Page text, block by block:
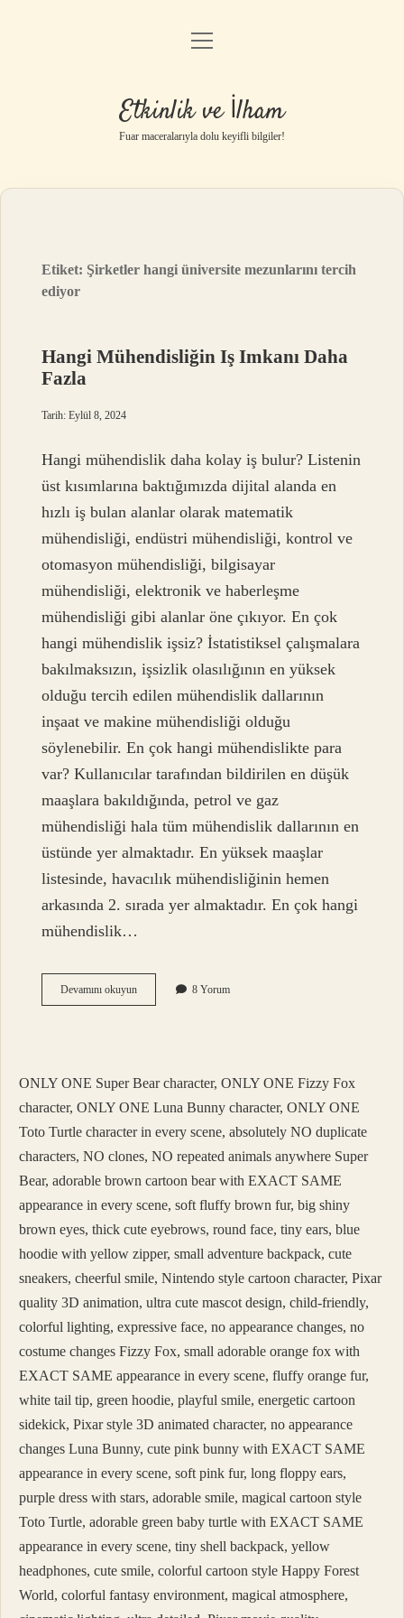
Anasayfa
Gizlilik Politikası
Yasal Uyarı
menüyü
Etkinlik ve İlham
Fuar maceralarıyla dolu keyifli bilgiler!
Etiket: Şirketler hangi üniversite mezunlarını tercih
ediyor
Hangi Mühendisliğin Iş Imkanı Daha
Fazla
Tarih: Eylül 8, 2024
Hangi mühendislik daha kolay iş bulur? Listenin
üst kısımlarına baktığımızda dijital alanda en
hızlı iş bulan alanlar olarak matematik
mühendisliği, endüstri mühendisliği, kontrol ve
otomasyon mühendisliği, bilgisayar
mühendisliği, elektronik ve haberleşme
mühendisliği gibi alanlar öne çıkıyor. En çok
hangi mühendislik işsiz? İstatistiksel çalışmalara
bakılmaksızın, işsizlik olasılığının en yüksek
olduğu tercih edilen mühendislik dallarının
inşaat ve makine mühendisliği olduğu
söylenebilir. En çok hangi mühendislikte para
var? Kullanıcılar tarafından bildirilen en düşük
maaşlara bakıldığında, petrol ve gaz
mühendisliği hala tüm mühendislik dallarının en
üstünde yer almaktadır. En yüksek maaşlar
listesinde, havacılık mühendisliğinin hemen
arkasında 2. sırada yer almaktadır. En çok hangi
mühendislik…
Devamını okuyunHangi
Mühendisliğin
8 Yorum
ONLY ONE Super Bear character, ONLY ONE Fizzy Fox
character, ONLY ONE Luna Bunny character, ONLY ONE
Toto Turtle character in every scene, absolutely NO duplicate
characters, NO clones, NO repeated animals anywhere Super
Bear, adorable brown cartoon bear with EXACT SAME
appearance in every scene, soft fluffy brown fur, big shiny
brown eyes, thick cute eyebrows, round face, tiny ears, blue
hoodie with yellow zipper, small adventure backpack, cute
sneakers, cheerful smile, Nintendo style cartoon character, Pixar
quality 3D animation, ultra cute mascot design, child-friendly,
colorful lighting, expressive face, no appearance changes, no
costume changes Fizzy Fox, small adorable orange fox with
EXACT SAME appearance in every scene, fluffy orange fur,
white tail tip, green hoodie, playful smile, energetic cartoon
sidekick, Pixar style 3D animated character, no appearance
changes Luna Bunny, cute pink bunny with EXACT SAME
appearance in every scene, soft pink fur, long floppy ears,
purple dress with stars, adorable smile, magical cartoon style
Toto Turtle, adorable green baby turtle with EXACT SAME
appearance in every scene, tiny shell backpack, yellow
headphones, cute smile, colorful cartoon style Happy Forest
World, colorful fantasy environment, magical atmosphere,